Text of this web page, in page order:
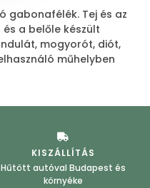
gabonafélék. Tej és az
a belőle készült
mogyorót, diót,
műhelyben
KISZÁLLÍTÁS
Hűtött autóval Budapest és
környéke